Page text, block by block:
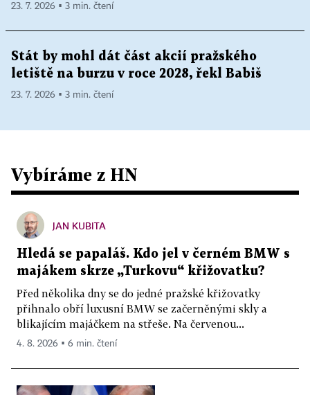
23. 7. 2026 ▪ 3 min. čtení
Stát by mohl dát část akcií pražského
letiště na burzu v roce 2028, řekl Babiš
23. 7. 2026 ▪ 3 min. čtení
Vybíráme z HN
JAN KUBITA
Hledá se papaláš. Kdo jel v černém BMW s
majákem skrze „Turkovu“ křižovatku?
Před několika dny se do jedné pražské křižovatky
přihnalo obří luxusní BMW se začerněnými skly a
blikajícím majáčkem na střeše. Na červenou...
4. 8. 2026 ▪ 6 min. čtení